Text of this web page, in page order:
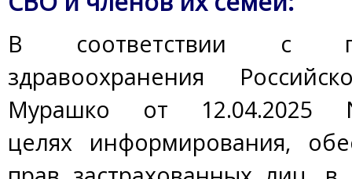
В соответствии с
здравоохранения
Мурашко от 12.04.2025
целях информирования,